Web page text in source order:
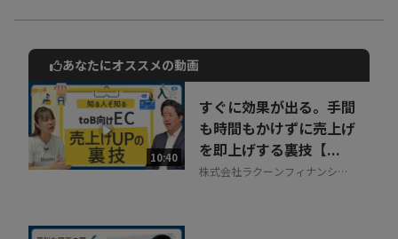
動画でご紹介しているサービスについて
お気軽にご相談・ご質問いただけます！
30秒でお申し込み可能
相談を希望する 無料
あなたにオススメの動画
10:40
すぐに効果が出る。手間
も時間もかけずに売上げ
を即上げする裏技【...
株式会社ラクーンフィナンシャ